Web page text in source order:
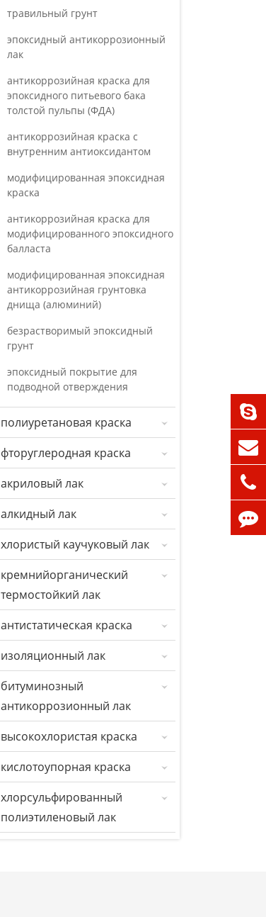
травильный грунт
эпоксидный антикоррозионный
лак
антикоррозийная краска для
эпоксидного питьевого бака
толстой пульпы (ФДА)
антикоррозийная краска с
внутренним антиоксидантом
модифицированная эпоксидная
краска
антикоррозийная краска для
модифицированного эпоксидного
балласта
модифицированная эпоксидная
антикоррозийная грунтовка
днища (алюминий)
безрастворимый эпоксидный
грунт
эпоксидный покрытие для
подводной отверждения
полиуретановая краска
фторуглеродная краска
акриловый лак
алкидный лак
хлористый каучуковый лак
кремнийорганический
термостойкий лак
антистатическая краска
изоляционный лак
битуминозный
антикоррозионный лак
высокохлористая краска
кислотоупорная краска
хлорсульфированный
полиэтиленовый лак